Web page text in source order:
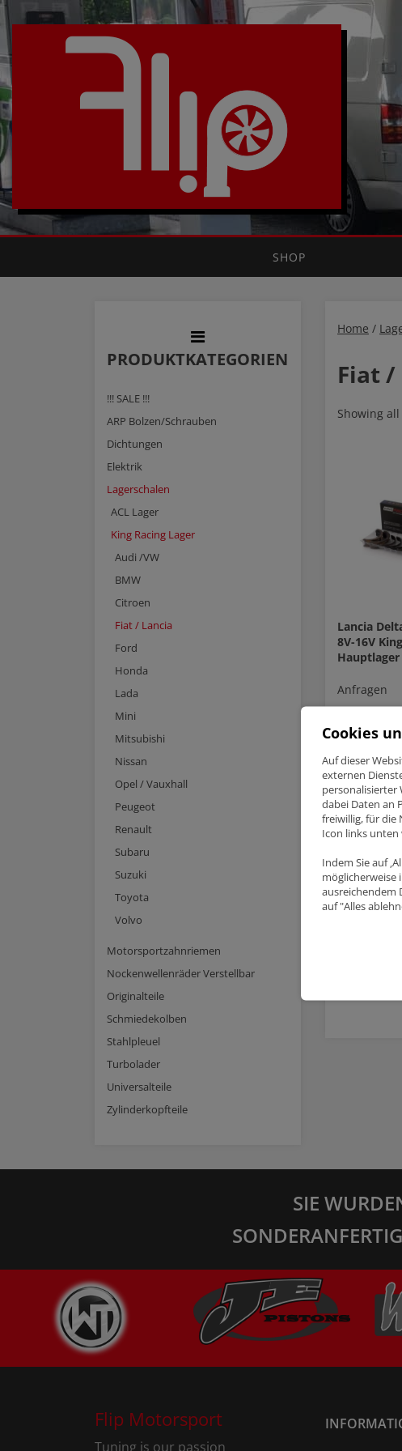
SHOP
PRODUKTKATEGORIEN
!!! SALE !!!
ARP Bolzen/Schrauben
Dichtungen
Elektrik
Lagerschalen
ACL Lager
King Racing Lager
Audi /VW
BMW
Citroen
Fiat / Lancia
Ford
Honda
Lada
Mini
Mitsubishi
Nissan
Opel / Vauxhall
Peugeot
Renault
Subaru
Suzuki
Toyota
Volvo
Motorsportzahnriemen
Nockenwellenräder Verstellbar
Originalteile
Schmiedekolben
Stahlpleuel
Turbolader
Universalteile
Zylinderkopfteile
Home /
Fiat /
Showing
Lancia
8V-16V
Hauptlager
Anfragen
Lancia
Coupe 2.0
Racing
SIE
Flip Motorsport
Tuning is our passion
Cookies
Auf dieser
externen
personalisierter
dabei Daten an
freiwillig, für die
Icon links
Indem Sie auf
möglicherweise
ausreichendem
auf "Alles